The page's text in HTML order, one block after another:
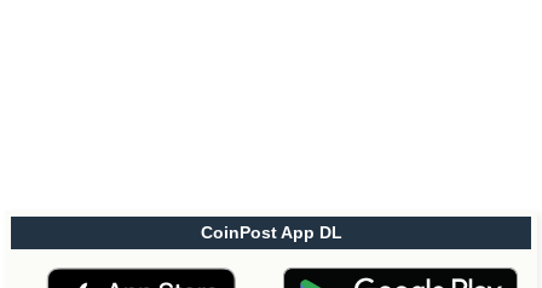
CoinPost App DL